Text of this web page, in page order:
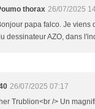
thorax 26/07/2025
papa falco. Je viens
dessinateur AZO, dans
26/07/2025 07:17
Trublion<br /> Un